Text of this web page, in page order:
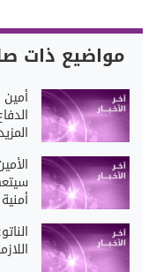
مواضيع ذات